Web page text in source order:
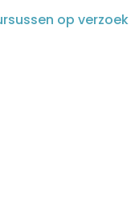
op verzoek